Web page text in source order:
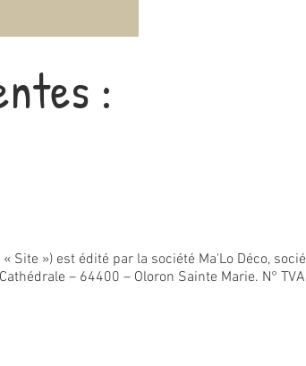
:
Site ») est édité par la société Ma'Lo Déco,
– 64400 – Oloron Sainte Marie. N° TVA